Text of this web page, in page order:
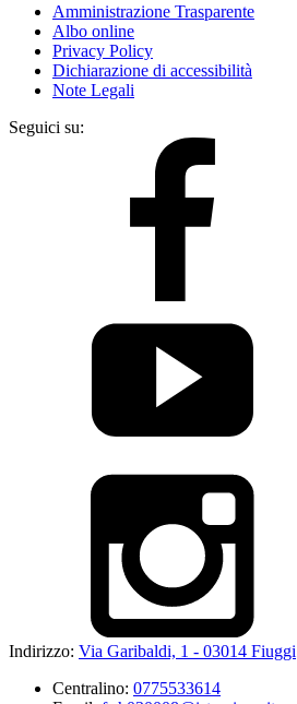
Amministrazione Trasparente
Albo online
Privacy Policy
Dichiarazione di accessibilità
Note Legali
Seguici su:
Indirizzo: Via Garibaldi, 1 - 03014 Fiuggi
Centralino: 0775533614